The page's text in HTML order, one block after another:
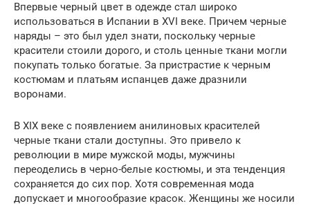
Впервые черный цвет в одежде стал широко
использоваться в Испании в XVI веке. Причем черные
наряды – это был удел знати, поскольку черные
красители стоили дорого, и столь ценные ткани могли
покупать только богатые. За пристрастие к черным
костюмам и платьям испанцев даже дразнили
воронами.
В XIX веке с появлением анилиновых красителей
черные ткани стали доступны. Это привело к
революции в мире мужской моды, мужчины
переоделись в черно-белые костюмы, и эта тенденция
сохраняется до сих пор. Хотя современная мода
допускает и многообразие красок. Женщины же носили